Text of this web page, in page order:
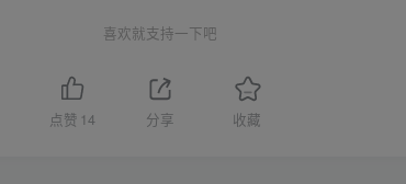
喜欢就支持一下吧
点赞 14 分享 收藏